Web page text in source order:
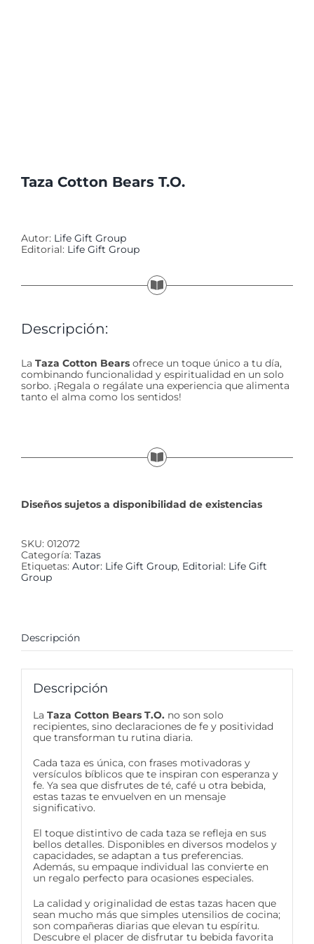
Taza Cotton Bears T.O.
Autor: Life Gift Group
Editorial: Life Gift Group
Descripción:
La Taza Cotton Bears ofrece un toque único a tu día,
combinando funcionalidad y espiritualidad en un solo
sorbo. ¡Regala o regálate una experiencia que alimenta
tanto el alma como los sentidos!
Diseños sujetos a disponibilidad de existencias
SKU: 012072
Categoría: Tazas
Etiquetas: Autor: Life Gift Group, Editorial: Life Gift
Group
Descripción
Descripción
La Taza Cotton Bears T.O.no son solo
recipientes, sino declaraciones de fe y positividad
que transforman tu rutina diaria.
Cada taza es única, con frases motivadoras y
versículos bíblicos que te inspiran con esperanza y
fe. Ya sea que disfrutes de té, café u otra bebida,
estas tazas te envuelven en un mensaje
significativo.
El toque distintivo de cada taza se refleja en sus
bellos detalles. Disponibles en diversos modelos y
capacidades, se adaptan a tus preferencias.
Además, su empaque individual las convierte en
un regalo perfecto para ocasiones especiales.
La calidad y originalidad de estas tazas hacen que
sean mucho más que simples utensilios de cocina;
son compañeras diarias que elevan tu espíritu.
Descubre el placer de disfrutar tu bebida favorita